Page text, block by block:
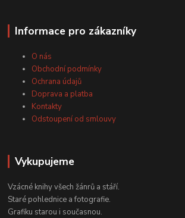
Informace pro zákazníky
O nás
Obchodní podmínky
Ochrana údajů
Doprava a platba
Kontakty
Odstoupení od smlouvy
Vykupujeme
Vzácné knihy všech žánrů a stáří.
Staré pohlednice a fotografie.
Grafiku starou i současnou.